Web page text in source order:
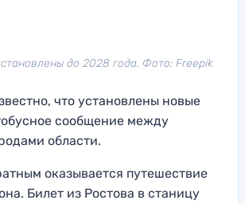
до 2028 года. Фото: Freepik
что установлены новые
сообщение между
области.
оказывается путешествие
Билет из Ростова в станицу